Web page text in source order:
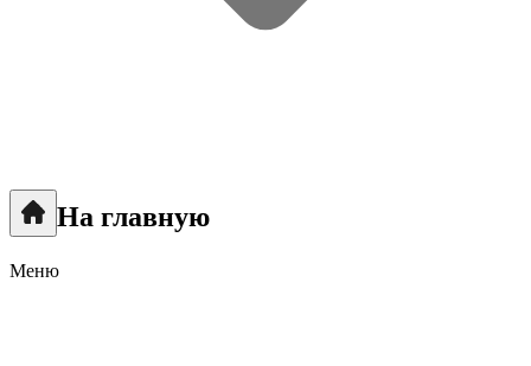
На главную
Меню